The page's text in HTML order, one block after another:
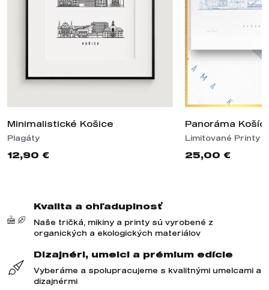
Minimalistické Košice
Plagáty
12,90 €
Panoráma Košíc
Limitované Printy
25,00 €
Kvalita a ohľaduplnosť
Naše tričká, mikiny a printy sú vyrobené z
organických a ekologických materiálov
Dizajnéri, umelci a prémium edície
Vyberáme a spolupracujeme s kvalitnými umelcami a
dizajnérmi